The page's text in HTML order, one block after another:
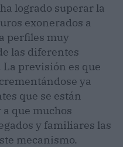
ha logrado superar la
exonerados a
perfiles muy
las diferentes
previsión es que
ya
que se están
que muchos
y familiares las
mecanismo.